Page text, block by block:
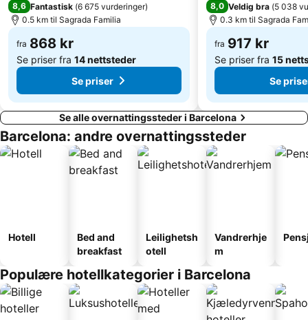
SOM Multiespai
Parc de la Ciutadella
Estació de Plaça Catalunya
Sant Martí
8,6 Fantastisk (6 675 vurderinger)
0.5 km til Sagrada Familia
fra 868 kr
Se priser fra 14 nettsteder
Se priser
8,0 Veldig bra (5 038
0.3 km til Sagrada
fra 917 kr
Se priser fra 15
Se
Se alle overnattingssteder i Barcelona
Barcelona: andre overnattingssteder
Hotell
Bed and
breakfast
Leilighetsh
otell
Vandrerhje
m
Populære hotellkategorier i Barcelona